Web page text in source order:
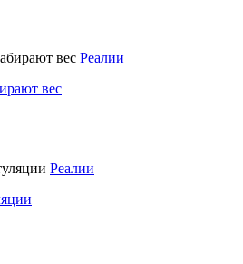
Реалии
вес
Реалии